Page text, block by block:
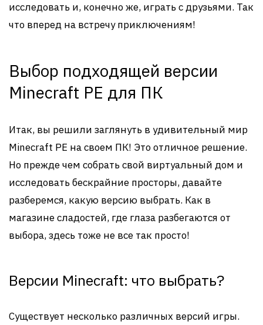
исследовать и, конечно же, играть с друзьями. Так
что вперед на встречу приключениям!
Выбор подходящей версии
Minecraft PE для ПК
Итак, вы решили заглянуть в удивительный мир
Minecraft PE на своем ПК! Это отличное решение.
Но прежде чем собрать свой виртуальный дом и
исследовать бескрайние просторы, давайте
разберемся, какую версию выбрать. Как в
магазине сладостей, где глаза разбегаются от
выбора, здесь тоже не все так просто!
Версии Minecraft: что выбрать?
Существует несколько различных версий игры.